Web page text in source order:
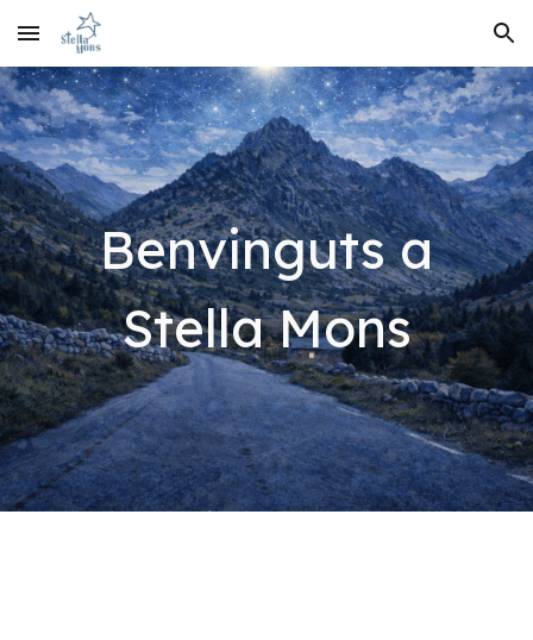
Skip to main content Skip to navigation
Benvinguts a
Stella Mons